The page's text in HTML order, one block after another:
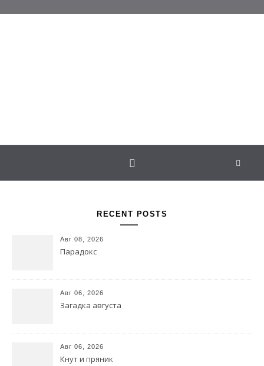
RECENT POSTS
Авг 08, 2026
Парадокс
Авг 06, 2026
Загадка августа
Авг 06, 2026
Кнут и пряник